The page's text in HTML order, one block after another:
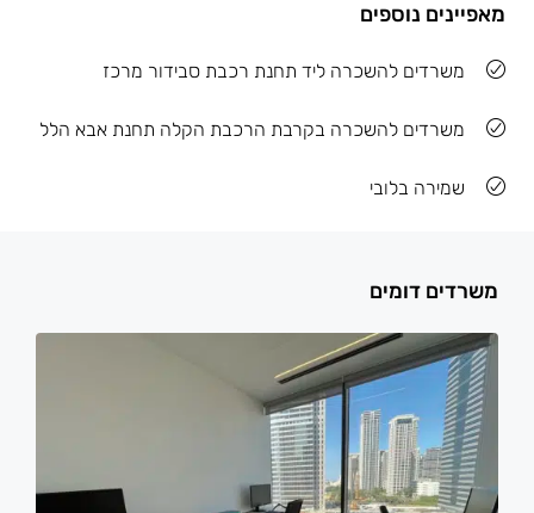
מאפיינים נוספים
משרדים להשכרה ליד תחנת רכבת סבידור מרכז
משרדים להשכרה בקרבת הרכבת הקלה תחנת אבא הלל
שמירה בלובי
משרדים דומים